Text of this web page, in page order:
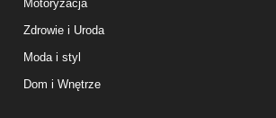
Motoryzacja
Zdrowie i Uroda
Moda i styl
Dom i Wnętrze